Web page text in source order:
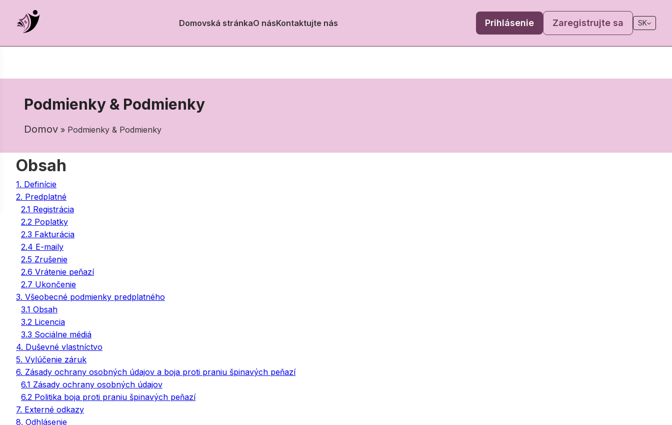
Domovská stránkaO násKontaktujte nás Prihlásenie Zaregistrujte sa SK
Podmienky & Podmienky
Domov » Podmienky & Podmienky
Obsah
1. Definície
2. Predplatné
2.1 Registrácia
2.2 Poplatky
2.3 Fakturácia
2.4 E-maily
2.5 Zrušenie
2.6 Vrátenie peňazí
2.7 Ukončenie
3. Všeobecné podmienky predplatného
3.1 Obsah
3.2 Licencia
3.3 Sociálne médiá
4. Duševné vlastníctvo
5. Vylúčenie záruk
6. Zásady ochrany osobných údajov a boja proti praniu špinavých peňazí
6.1 Zásady ochrany osobných údajov
6.2 Politika boja proti praniu špinavých peňazí
7. Externé odkazy
8. Odhlásenie